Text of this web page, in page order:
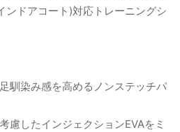
ンドアコート)対応トレーニングシ
馴染み感を高めるノンステッチパ
慮したインジェクションEVAをミ